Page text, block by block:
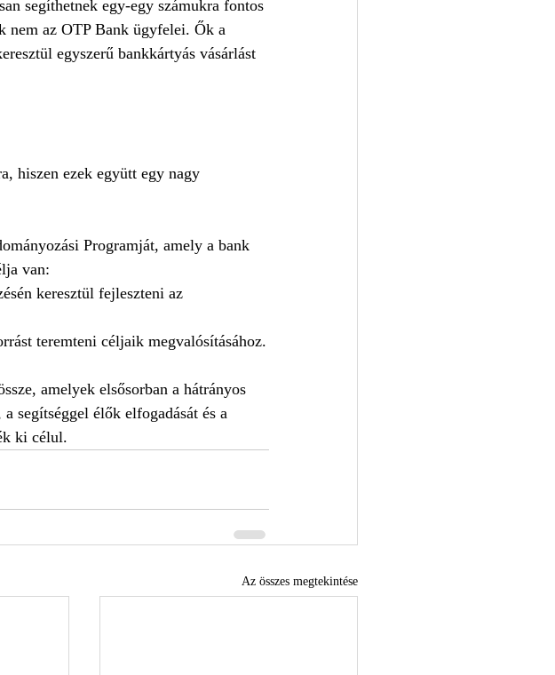
segíthetnek egy-egy számukra fontos
nem az OTP Bank ügyfelei. Ők a
egyszerű bankkártyás vásárlást
hiszen ezek együtt egy nagy
Programját, amely a bank
van:
keresztül fejleszteni az
teremteni céljaik megvalósításához.
amelyek elsősorban a hátrányos
segítséggel élők elfogadását és a
ki célul.
Az összes megtekintése